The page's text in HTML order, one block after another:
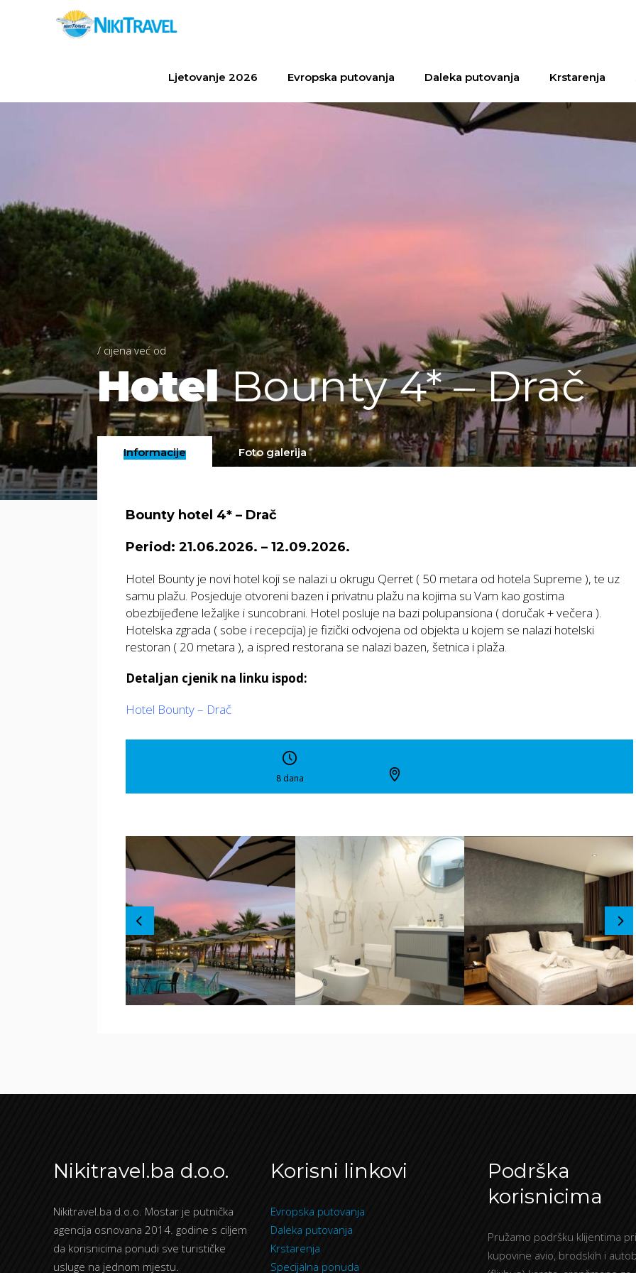
Ljetovanje 2026 Evropska putovanja Daleka putovanja Krstarenja
/ cijena već od
HotelBounty 4* – Drač
Informacije Foto galerija
Bounty hotel 4* – Drač
Period: 21.06.2026. – 12.09.2026.
Hotel Bounty je novi hotel koji se nalazi u okrugu Qerret ( 50 metara od hotela Supreme ), te uz
samu plažu. Posjeduje otvoreni bazen i privatnu plažu na kojima su Vam kao gostima
obezbijeđene ležaljke i suncobrani. Hotel posluje na bazi polupansiona ( doručak + večera ).
Hotelska zgrada ( sobe i recepcija) je fizički odvojena od objekta u kojem se nalazi hotelski
restoran ( 20 metara ), a ispred restorana se nalazi bazen, šetnica i plaža.
Detaljan cjenik na linku ispod:
Hotel Bounty – Drač
8 dana
Nikitravel.ba d.o.o.
Nikitravel.ba d.o.o. Mostar je putnička
agencija osnovana 2014. godine s ciljem
da korisnicima ponudi sve turističke
usluge na jednom mjestu.
Korisni linkovi
Evropska putovanja
Daleka putovanja
Krstarenja
Specijalna ponuda
Podrška
korisnicima
Pružamo podršku klijentima
kupovine avio, brodskih i